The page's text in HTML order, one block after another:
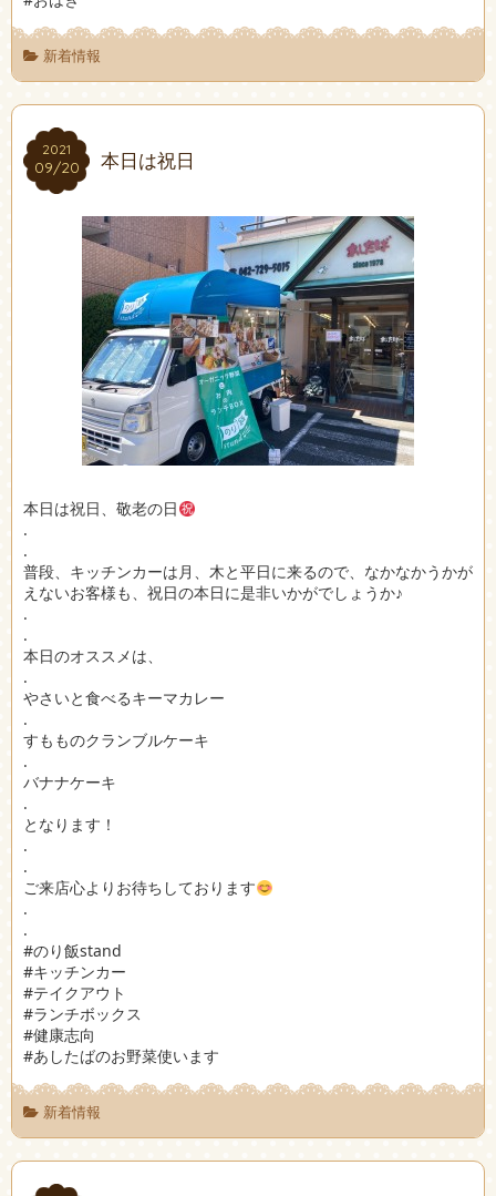
新着情報
2021
09/20
2021
09/20 本日は祝日
本日は祝日、敬老の日
.
.
普段、キッチンカーは月、木と平日に来るので、なかなかうかが
えないお客様も、祝日の本日に是非いかがでしょうか♪
.
.
本日のオススメは、
.
やさいと食べるキーマカレー
.
すもものクランブルケーキ
.
バナナケーキ
.
となります！
.
.
ご来店心よりお待ちしております
.
.
#のり飯stand
#キッチンカー
#テイクアウト
#ランチボックス
#健康志向
#あしたばのお野菜使います
新着情報